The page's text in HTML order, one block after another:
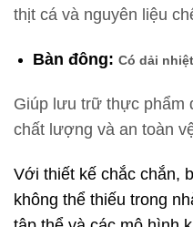
thịt cá và nguyên liệu
Bàn đông: Có dải
Giúp lưu trữ thực phẩm
chất lượng và an toàn
Với thiết kế chắc chắn,
không thể thiếu trong